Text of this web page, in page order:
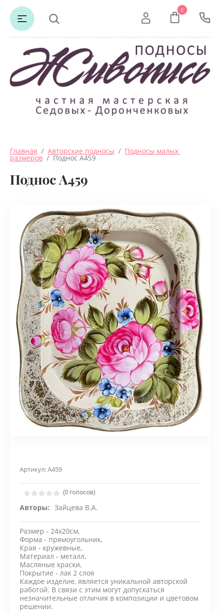
0
Главная
  /
Авторские подносы
  /
Подносы малых
размеров
  /  Поднос А459
Поднос А459
Артикул:А459
(0 голосов)
Авторы: Зайцева В.А.
Размер - 24х20см,
Форма - прямоугольник,
Края - кружевные,
Материал - металл,
Масляные краски,
Покрытие - лак 2 слоя
Каждое изделие, является уникальной авторской
работой. В связи с этим могут допускаться
незначительные отличия в композиции и цветовом
решении.